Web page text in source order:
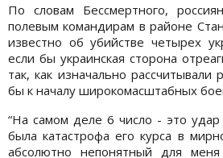
По словам Бессмертного,
полевым командирам в районе
известно об убийстве четырех
если бы украинская сторона
так, как изначально рассчитывали
бы к началу широкомасштабных
“На самом деле 6 число - это
была катастрофа его курса в
абсолютно непонятный для